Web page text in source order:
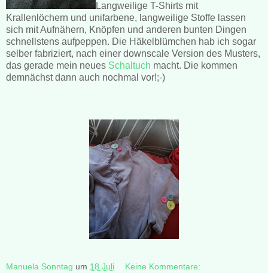
Langweilige T-Shirts mit
Krallenlöchern und unifarbene, langweilige Stoffe lassen
sich mit Aufnähern, Knöpfen und anderen bunten Dingen
schnellstens aufpeppen. Die Häkelblümchen hab ich sogar
selber fabriziert, nach einer downscale Version des Musters,
das gerade mein neues Schaltuch macht. Die kommen
demnächst dann auch nochmal vor!;-)
Manuela Sonntag um 18 Juli Keine Kommentare: